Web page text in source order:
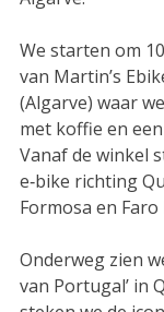
We starten om
van Martin’s
(Algarve) waar
met koffie en
Vanaf de winkel
e‑bike richting
Formosa en Faro
Onderweg zien
van Portugal’ in